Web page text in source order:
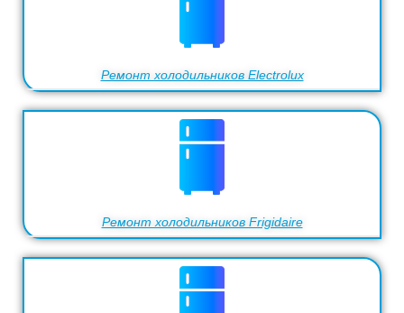
Ремонт холодильников Electrolux
Ремонт холодильников Frigidaire